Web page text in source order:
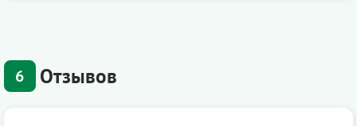
6 Отзывов